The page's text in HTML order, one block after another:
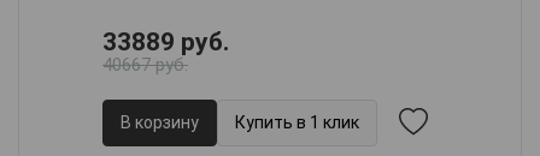
33889 руб.
40667 руб.
В корзину Купить в 1 клик